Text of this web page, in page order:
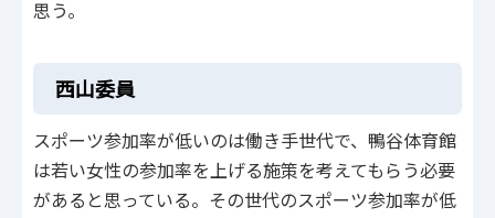
思う。
西山委員
スポーツ参加率が低いのは働き手世代で、鴨谷体育館
は若い女性の参加率を上げる施策を考えてもらう必要
があると思っている。その世代のスポーツ参加率が低